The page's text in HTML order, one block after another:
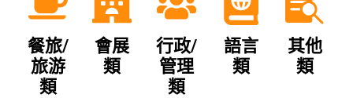
餐旅/
旅游
類
會展
類
行政/
管理
類
語言
類
其他
類